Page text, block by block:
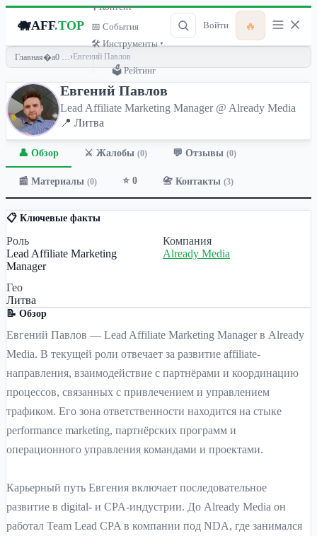
🐗AFF.TOP
🎙 Контент ▾
📅 События
🛠 Инструменты ▾
🗳 Рейтинг
Войти 🔥
Главная › Евгений Павлов
Евгений Павлов
Lead Affiliate Marketing Manager @ Already Media
📍 Литва
👤 Обзор ⚔️ Жалобы (0) 💬 Отзывы (0)
📰 Материалы (0) ⭐ 0 📇 Контакты (3)
📋 Ключевые факты
Роль
Lead Affiliate Marketing
Manager
Компания
Already Media
Гео
Литва
📝 Обзор
Евгений Павлов — Lead Affiliate Marketing Manager в Already
Media. В текущей роли отвечает за развитие affiliate-
направления, взаимодействие с партнёрами и координацию
процессов, связанных с привлечением и управлением
трафиком. Его зона ответственности находится на стыке
performance marketing, партнёрских программ и
операционного управления командами и проектами.
Карьерный путь Евгения включает последовательное
развитие в digital- и CPA-индустрии. До Already Media он
работал Team Lead CPA в компании под NDA, где занимался